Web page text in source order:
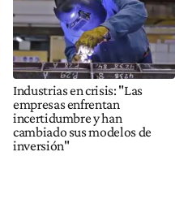
Industrias en crisis: "Las
empresas enfrentan
incertidumbre y han
cambiado sus modelos de
inversión"